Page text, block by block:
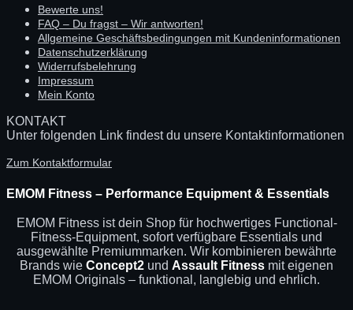
Bewerte uns!
FAQ – Du fragst – Wir antworten!
Allgemeine Geschäftsbedingungen mit Kundeninformationen
Datenschutzerklärung
Widerrufsbelehrung
Impressum
Mein Konto
KONTAKT
Unter folgenden Link findest du unsere Kontaktinformationen
Zum Kontaktformular
EMOM Fitness – Performance Equipment & Essentials
EMOM Fitness ist dein Shop für hochwertiges Functional-
Fitness-Equipment, sofort verfügbare Essentials und
ausgewählte Premiummarken. Wir kombinieren bewährte
Brands wie Concept2 und Assault Fitness mit eigenen
EMOM Originals – funktional, langlebig und ehrlich.